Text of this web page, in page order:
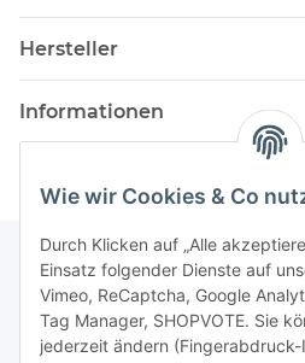
Wie wir Cookies & Co
Durch Klicken auf „Alle
Einsatz folgender Dienste auf
Vimeo, ReCaptcha, Google
Tag Manager, SHOPVOTE. Sie
jederzeit ändern
Hersteller
Informationen
Newsletter